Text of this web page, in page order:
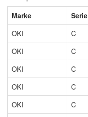
Marke Serie
OKI
C
OKI
C
OKI
C
OKI
C
OKI
C